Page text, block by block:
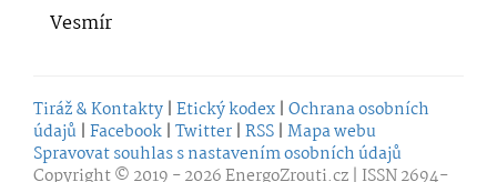
Vesmír
Tiráž & Kontakty | Etický kodex | Ochrana osobních
údajů | Facebook | Twitter | RSS | Mapa webu
Spravovat souhlas s nastavením osobních údajů
Copyright © 2019 - 2026EnergoZrouti.cz | ISSN 2694-